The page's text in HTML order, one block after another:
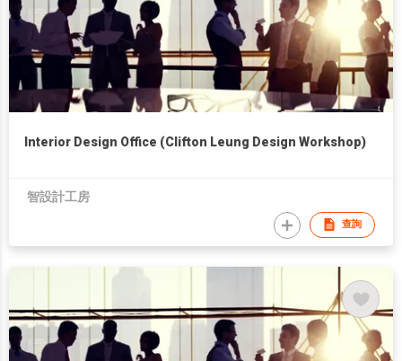
Interior Design Office (Clifton Leung Design Workshop)
智設計工房
查詢